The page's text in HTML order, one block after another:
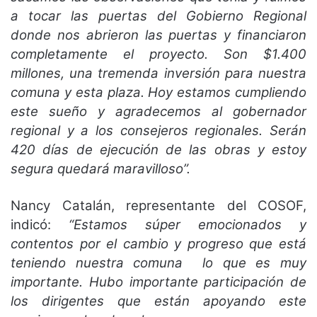
a tocar las puertas del Gobierno Regional
donde nos abrieron las puertas y financiaron
completamente el proyecto. Son $1.400
millones, una tremenda inversión para nuestra
comuna y esta plaza. Hoy estamos cumpliendo
este sueño y agradecemos al gobernador
regional y a los consejeros regionales. Serán
420 días de ejecución de las obras y estoy
segura quedará maravilloso”.
Nancy Catalán, representante del COSOF,
indicó: “Estamos súper emocionados y
contentos por el cambio y progreso que está
teniendo nuestra comuna lo que es muy
importante. Hubo importante participación de
los dirigentes que están apoyando este